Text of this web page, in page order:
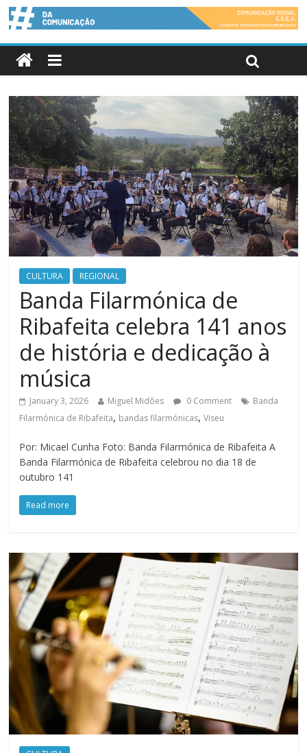
CULTURA REGIONAL
Banda Filarmónica de
Ribafeita celebra 141 anos
de história e dedicação à
música
January 3, 2026 Miguel Midões 0 Comment
Banda
Filarmónica de Ribafeita, bandas filarmónicas,Viseu
Por: Micael Cunha Foto: Banda Filarmónica de Ribafeita A
Banda Filarmónica de Ribafeita celebrou no dia 18 de
outubro 141
Read more